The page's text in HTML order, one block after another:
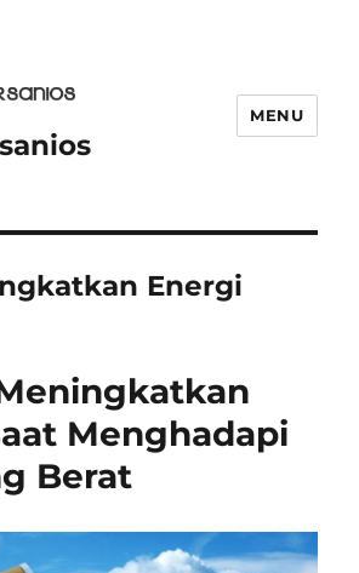
MENU
Energi
Menghadapi
Berat